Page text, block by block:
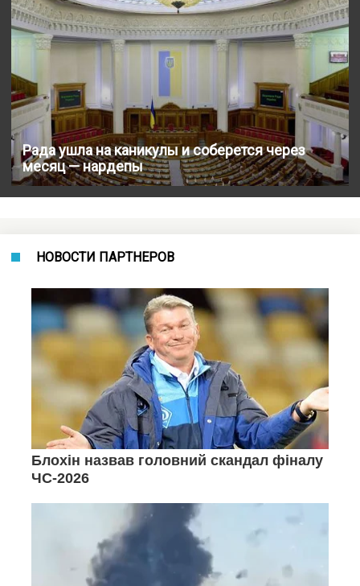
Рада ушла на каникулы и соберется через
месяц — нардепы
НОВОСТИ ПАРТНЕРОВ